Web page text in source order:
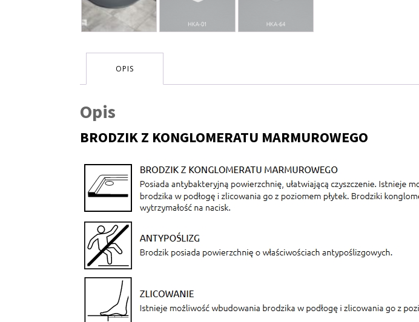
OPIS
Opis
BRODZIK Z KONGLOMERATU MARMUROWEGO